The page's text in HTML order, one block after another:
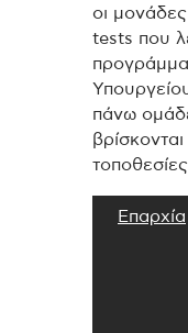
οι
tests που
πάνω
Επαρχία